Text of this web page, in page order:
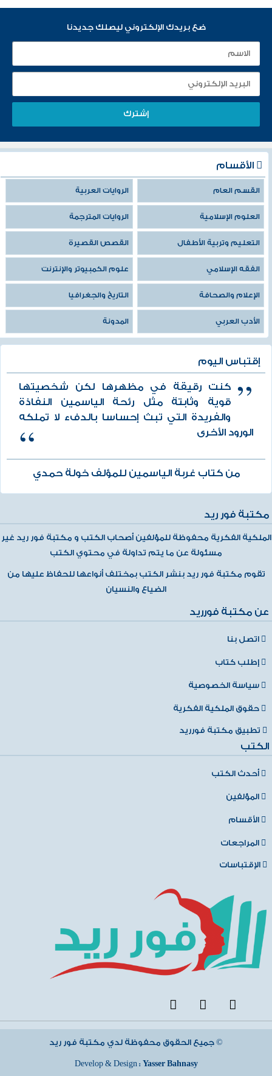
ضع بريدك الإلكتروني ليصلك جديدنا
الأقسام
القسم العام الروايات العربية
العلوم الإسلامية الروايات المترجمة
التعليم وتربية الأطفال القصص القصيرة
الفقه الإسلامي علوم الكمبيوتر والإنترنت
الإعلام والصحافة التاريخ والجغرافيا
الأدب العربي المدونة
إقتباس اليوم
كنت رقيقة في مظهرها لكن شخصيتها
قوية وثابتة مثل رئحة الياسمين النفاذة
والفريدة التي تبث إحساسا بالدفء لا تملكه
الورود الأخرى
من كتاب غربة الياسمين للمؤلف خولة حمدي
مكتبة فور ريد
الملكية الفكرية محفوظة للمؤلفين أصحاب الكتب و مكتبة فور ريد غير
مسئولة عن ما يتم تداولة في محتوي الكتب
تقوم مكتبة فور ريد بنشر الكتب بمختلف أنواعها للحفاظ عليها من
الضياع والنسيان
عن مكتبة فورريد
اتصل بنا
إطلب كتاب
سياسة الخصوصية
حقوق الملكية الفكرية
تطبيق مكتبة فورريد
الكتب
أحدث الكتب
المؤلفين
الأقسام
المراجعات
الإقتباسات
جميع الحقوق محفوظة لدي مكتبة فور ريد ©
Develop & Design : Yasser Bahnasy